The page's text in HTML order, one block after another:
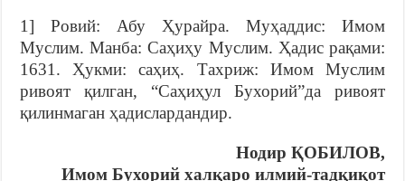
1] Ровий: Абу Ҳурайра. Муҳаддис: Имом
Муслим. Манба: Саҳиҳу Муслим. Ҳадис рақами:
1631. Ҳукми: саҳиҳ. Тахриж: Имом Муслим
ривоят қилган, “Саҳиҳул Бухорий”да ривоят
қилинмаган ҳадислардандир.
Нодир ҚОБИЛОВ,
Имом Бухорий халқаро илмий-тадқиқот